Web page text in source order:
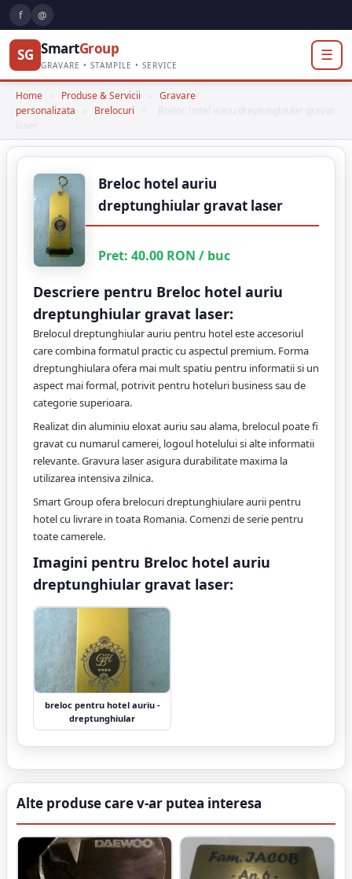
f @
SG SmartGroup
GRAVARE • STAMPILE • SERVICE
☰
Home Produse & Servicii
Gravare
personalizata
Brelocuri
Breloc hotel auriu
dreptunghiular gravat laser
Pret: 40.00 RON / buc
Descriere pentru Breloc hotel auriu
dreptunghiular gravat laser:
Brelocul dreptunghiular auriu pentru hotel este accesoriul
care combina formatul practic cu aspectul premium. Forma
dreptunghiulara ofera mai mult spatiu pentru informatii si un
aspect mai formal, potrivit pentru hoteluri business sau de
categorie superioara.
Realizat din aluminiu eloxat auriu sau alama, brelocul poate fi
gravat cu numarul camerei, logoul hotelului si alte informatii
relevante. Gravura laser asigura durabilitate maxima la
utilizarea intensiva zilnica.
Smart Group ofera brelocuri dreptunghiulare aurii pentru
hotel cu livrare in toata Romania. Comenzi de serie pentru
toate camerele.
Imagini pentru Breloc hotel auriu
dreptunghiular gravat laser:
breloc pentru hotel auriu -
dreptunghiular
Alte produse care v-ar putea interesa